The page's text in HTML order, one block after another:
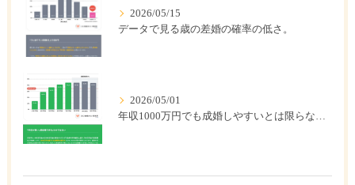
2026/05/15
データで見る歳の差婚の確率の低さ。
2026/05/01